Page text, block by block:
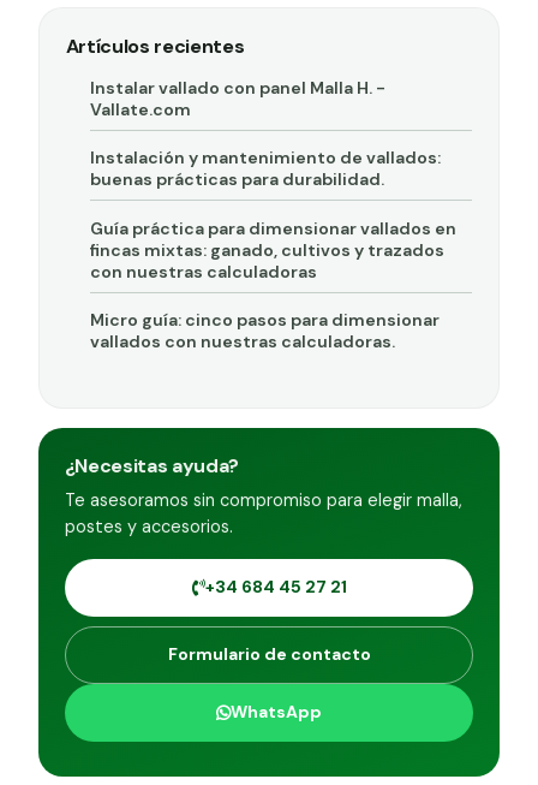
Artículos recientes
Instalar vallado con panel Malla H. -
Vallate.com
Instalación y mantenimiento de vallados:
buenas prácticas para durabilidad.
Guía práctica para dimensionar vallados en
fincas mixtas: ganado, cultivos y trazados
con nuestras calculadoras
Micro guía: cinco pasos para dimensionar
vallados con nuestras calculadoras.
¿Necesitas ayuda?
Te asesoramos sin compromiso para elegir malla,
postes y accesorios.
+34 684 45 27 21
Formulario de contacto
WhatsApp